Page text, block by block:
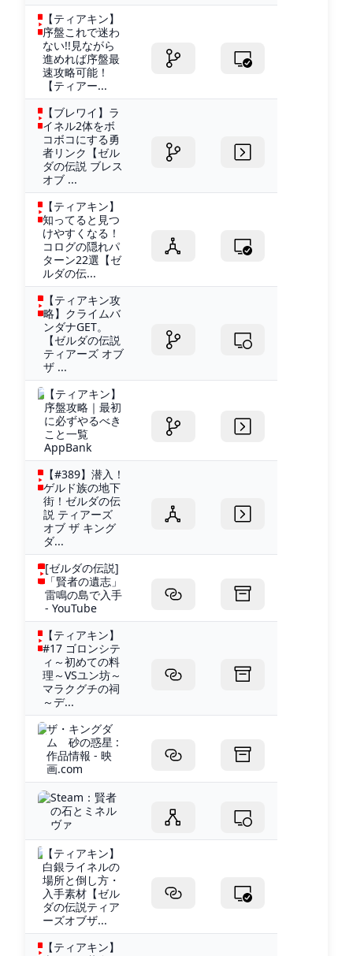
【ティアキン】
序盤これで迷わ
ない!!見ながら
進めれば序盤最
速攻略可能！
【ティアー...
【ブレワイ】ラ
イネル2体をボ
コボコにする勇
者リンク【ゼル
ダの伝説 ブレス
オブ ...
【ティアキン】
知ってると見つ
けやすくなる！
コログの隠れパ
ターン22選【ゼ
ルダの伝...
【ティアキン攻
略】クライムバ
ンダナGET。
【ゼルダの伝説
ティアーズ オブ
ザ ...
【ティアキン】
序盤攻略｜最初
に必ずやるべき
こと一覧
AppBank
【#389】潜入！
ゲルド族の地下
街！ゼルダの伝
説 ティアーズ
オブ ザ キング
ダ...
[ゼルダの伝説]
「賢者の遺志」
雷鳴の島で入手
- YouTube
【ティアキン】
#17 ゴロンシテ
ィ～初めての料
理～VSユン坊～
マラクグチの祠
～デ...
ザ・キングダ
ム 砂の惑星 :
作品情報 - 映
画.com
Steam：賢者
の石とミネル
ヴァ
【ティアキン】
白銀ライネルの
場所と倒し方・
入手素材【ゼル
ダの伝説ティア
ーズオブザ...
【ティアキン】